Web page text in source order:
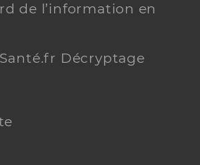
de l’information en
Décryptage